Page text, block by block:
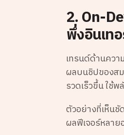
2. On-
พึ่งอินเท
เทรนด์ด้านคว
ผลบนชิปของส
รวดเร็วขึ้น ใช้
ตัวอย่างที่เห็น
ผลฟีเจอร์หลาย